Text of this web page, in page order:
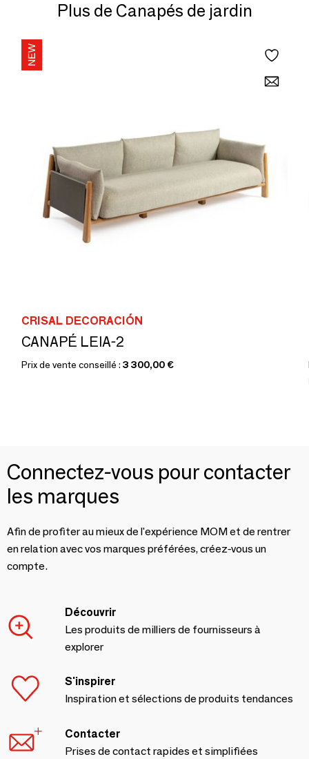
Plus de Canapés de jardin
CRISAL DECORACIÓN
CANAPÉ LEIA-2
Prix de vente conseillé : 3 300,00 €
Connectez-vous pour contacter
les marques
Afin de profiter au mieux de l'expérience MOM et de rentrer
en relation avec vos marques préférées, créez-vous un
compte.
Découvrir
Les produits de milliers de fournisseurs à
explorer
S'inspirer
Inspiration et sélections de produits tendances
Contacter
Prises de contact rapides et simplifiées